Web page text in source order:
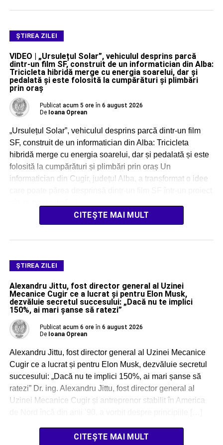
ŞTIREA ZILEI
VIDEO | „Ursulețul Solar”, vehiculul desprins parcă
dintr-un film SF, construit de un informatician din Alba:
Tricicleta hibridă merge cu energia soarelui, dar și
pedalată și este folosită la cumpărături și plimbări
prin oraș
Publicat acum 5 ore în 6 august 2026
De Ioana Oprean
„Ursulețul Solar”, vehiculul desprins parcă dintr-un film
SF, construit de un informatician din Alba: Tricicleta
hibridă merge cu energia soarelui, dar și pedalată și este
folosită la cumpărături și plimbări prin oraș Un
informatician din Cugir, județul Alba, a transformat o idee
CITEȘTE MAI MULT
ŞTIREA ZILEI
Alexandru Jittu, fost director general al Uzinei
Mecanice Cugir ce a lucrat și pentru Elon Musk,
dezvăluie secretul succesului: „Dacă nu te implici
150%, ai mari șanse să ratezi”
Publicat acum 6 ore în 6 august 2026
De Ioana Oprean
Alexandru Jittu, fost director general al Uzinei Mecanice
Cugir ce a lucrat și pentru Elon Musk, dezvăluie secretul
succesului: „Dacă nu te implici 150%, ai mari șanse să
ratezi” Dr. ing. Alexandru Jittu, fost director general al
Uzinei Mecanice Cugir și antreprenor stabilit în America
CITEȘTE MAI MULT